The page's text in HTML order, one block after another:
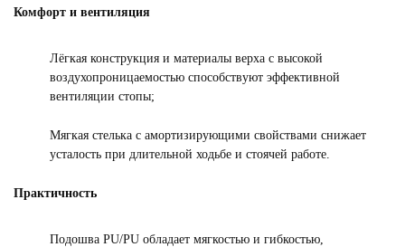
Комфорт и вентиляция
Лёгкая конструкция и материалы верха с высокой
воздухопроницаемостью способствуют эффективной
вентиляции стопы;
Мягкая стелька с амортизирующими свойствами снижает
усталость при длительной ходьбе и стоячей работе.
Практичность
Подошва PU/PU обладает мягкостью и гибкостью,